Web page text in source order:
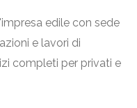
edile con sede
e lavori di
completi per privati e